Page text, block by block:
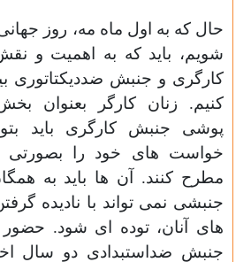
حال که به اول ماه مه، روز
شویم، باید که به اهمیت و
کارگری و جنبش ضددیکتاتوری
کنیم. زنان کارگر بعنوان
پوشی جنبش کارگری باید
خواست های خود را
مطرح کنند. آن ها باید به
جنبشی نمی تواند با نادیده
های آنان، توده ای شود. حضور
جنبش ضداستبدادی دو سال